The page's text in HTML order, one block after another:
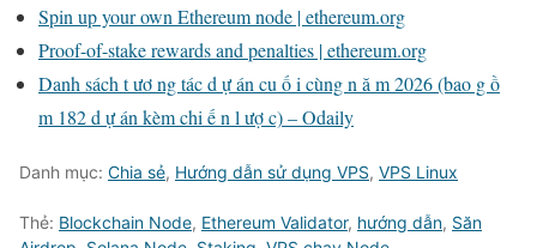
Spin up your own Ethereum node | ethereum.org
Proof-of-stake rewards and penalties | ethereum.org
Danh sách t ươ ng tác d ự án cu ố i cùng n ă m 2026 (bao g ồ
m 182 d ự án kèm chi ế n l ượ c) – Odaily
Danh mục: Chia sẻ, Hướng dẫn sử dụng VPS, VPS Linux
Thẻ: Blockchain Node, Ethereum Validator, hướng dẫn, Săn